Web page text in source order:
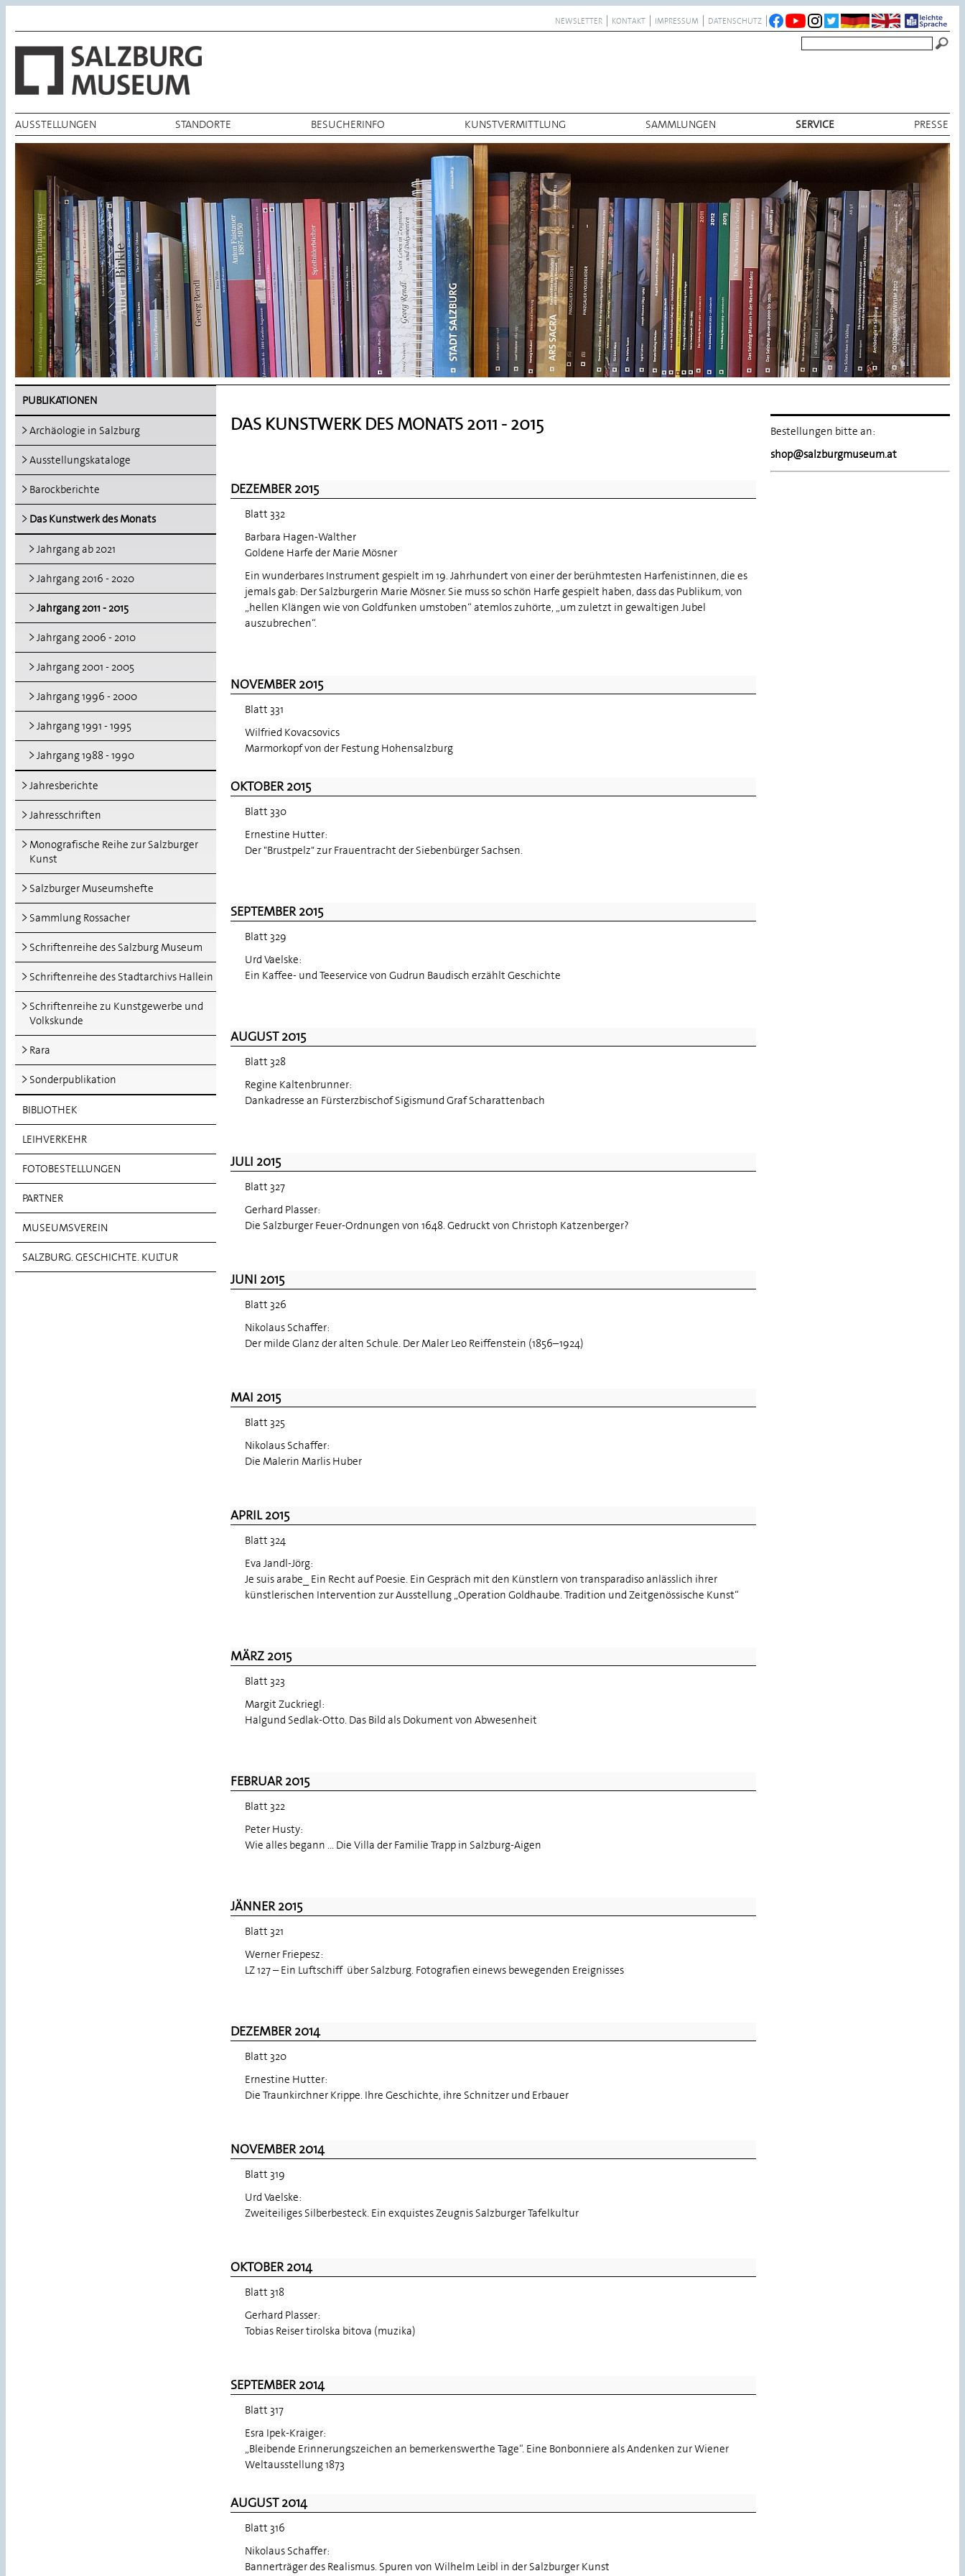
NEWSLETTER KONTAKT IMPRESSUM DATENSCHUTZ
AUSSTELLUNGEN STANDORTE BESUCHERINFO KUNSTVERMITTLUNG SAMMLUNGEN SERVICE PRESSE
PUBLIKATIONEN
Archäologie in Salzburg
Ausstellungskataloge
Barockberichte
Das Kunstwerk des Monats
Jahrgang ab 2021
Jahrgang 2016 - 2020
Jahrgang 2011 - 2015
Jahrgang 2006 - 2010
Jahrgang 2001 - 2005
Jahrgang 1996 - 2000
Jahrgang 1991 - 1995
Jahrgang 1988 - 1990
Jahresberichte
Jahresschriften
Monografische Reihe zur Salzburger
Kunst
Salzburger Museumshefte
Sammlung Rossacher
Schriftenreihe des Salzburg Museum
Schriftenreihe des Stadtarchivs Hallein
Schriftenreihe zu Kunstgewerbe und
Volkskunde
Rara
Sonderpublikation
BIBLIOTHEK
LEIHVERKEHR
FOTOBESTELLUNGEN
PARTNER
MUSEUMSVEREIN
SALZBURG. GESCHICHTE. KULTUR
Bestellungen bitte an:
shop@salzburgmuseum.at
DAS KUNSTWERK DES MONATS 2011 - 2015
DEZEMBER 2015
Blatt 332
Barbara Hagen-Walther
Goldene Harfe der Marie Mösner
Ein wunderbares Instrument gespielt im 19. Jahrhundert von einer der berühmtesten Harfenistinnen, die es
jemals gab: Der Salzburgerin Marie Mösner. Sie muss so schön Harfe gespielt haben, dass das Publikum, von
„hellen Klängen wie von Goldfunken umstoben“ atemlos zuhörte, „um zuletzt in gewaltigen Jubel
auszubrechen“.
NOVEMBER 2015
Blatt 331
Wilfried Kovacsovics
Marmorkopf von der Festung Hohensalzburg
OKTOBER 2015
Blatt 330
Ernestine Hutter:
Der "Brustpelz" zur Frauentracht der Siebenbürger Sachsen.
SEPTEMBER 2015
Blatt 329
Urd Vaelske:
Ein Kaffee- und Teeservice von Gudrun Baudisch erzählt Geschichte
AUGUST 2015
Blatt 328
Regine Kaltenbrunner:
Dankadresse an Fürsterzbischof Sigismund Graf Scharattenbach
JULI 2015
Blatt 327
Gerhard Plasser:
Die Salzburger Feuer-Ordnungen von 1648. Gedruckt von Christoph Katzenberger?
JUNI 2015
Blatt 326
Nikolaus Schaffer:
Der milde Glanz der alten Schule. Der Maler Leo Reiffenstein (1856–1924)
MAI 2015
Blatt 325
Nikolaus Schaffer:
Die Malerin Marlis Huber
APRIL 2015
Blatt 324
Eva Jandl-Jörg:
Je suis arabe_ Ein Recht auf Poesie. Ein Gespräch mit den Künstlern von transparadiso anlässlich ihrer
künstlerischen Intervention zur Ausstellung „Operation Goldhaube. Tradition und Zeitgenössische Kunst“
MÄRZ 2015
Blatt 323
Margit Zuckriegl:
Halgund Sedlak-Otto. Das Bild als Dokument von Abwesenheit
FEBRUAR 2015
Blatt 322
Peter Husty:
Wie alles begann ... Die Villa der Familie Trapp in Salzburg-Aigen
JÄNNER 2015
Blatt 321
Werner Friepesz:
LZ 127 – Ein Luftschiff über Salzburg. Fotografien einews bewegenden Ereignisses
DEZEMBER 2014
Blatt 320
Ernestine Hutter:
Die Traunkirchner Krippe. Ihre Geschichte, ihre Schnitzer und Erbauer
NOVEMBER 2014
Blatt 319
Urd Vaelske:
Zweiteiliges Silberbesteck. Ein exquistes Zeugnis Salzburger Tafelkultur
OKTOBER 2014
Blatt 318
Gerhard Plasser:
Tobias Reiser tirolska bitova (muzika)
SEPTEMBER 2014
Blatt 317
Esra Ipek-Kraiger:
„Bleibende Erinnerungszeichen an bemerkenswerthe Tage“. Eine Bonbonniere als Andenken zur Wiener
Weltausstellung 1873
AUGUST 2014
Blatt 316
Nikolaus Schaffer:
Bannerträger des Realismus. Spuren von Wilhelm Leibl in der Salzburger Kunst